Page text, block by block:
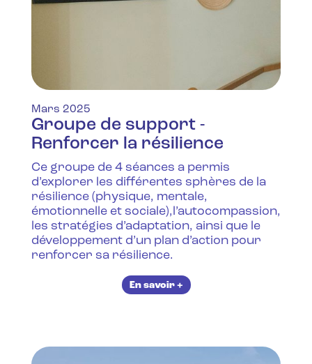
Mars 2025
Groupe de support -
Renforcer la résilience
Ce groupe de 4 séances a permis
d’explorer les différentes sphères de la
résilience (physique, mentale,
émotionnelle et sociale),l’autocompassion,
les stratégies d’adaptation, ainsi que le
développement d’un plan d’action pour
renforcer sa résilience.‍
En savoir +